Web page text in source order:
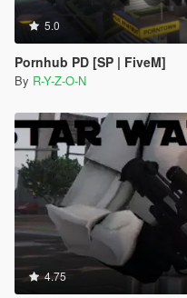
5.0
Pornhub PD [SP | FiveM]
By R-Y-Z-O-N
4.75